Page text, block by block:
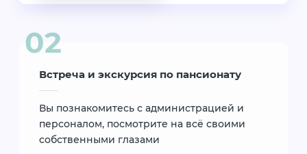
Встреча и экскурсия по пансионату
Вы познакомитесь с администрацией и
персоналом, посмотрите на всё своими
собственными глазами